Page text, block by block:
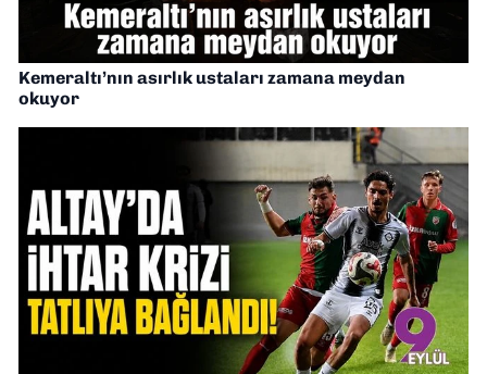
Kemeraltı’nın asırlık ustaları zamana meydan
okuyor